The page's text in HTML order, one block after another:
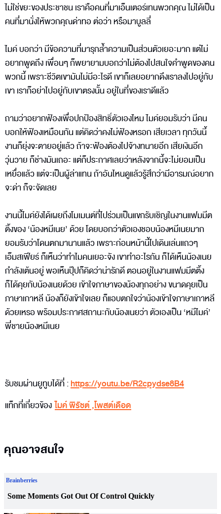
ไม่ใช่ขยะของประชาชน เราคือคนที่มาเอ็นเตอร์เทนพวกคุณ ไม่ได้เป็น
คนที่มานั่งให้พวกคุณด่าทอ ต่อว่า หรือมาบูลลี่
ไมค์ บอกว่า มีข้อความที่มารุกล้ำความเป็นส่วนตัวเยอะมาก แต่ไม่
อยากพูดถึง เพื่อนๆ ก็พยายามบอกว่าไม่ต้องไปสนใจคำพูดของคน
พวกนี้ เพราะชีวิตเขามันไม่มีอะไรดี เขาก็เลยอยากดึงเราลงไปอยู่กับ
เขา เราก็อย่าไปอยู่กับเขาตรงนั้น อยู่ในที่ของเราดีแล้ว
ถามว่าอยากฟ้องเพื่อปกป้องสิทธิ์ตัวเองไหม ไมค์ยอมรับว่า มีคน
บอกให้ฟ้องเหมือนกัน แต่คิดว่าคงไม่ฟ้องหรอก เสียเวลา ทุกวันนี้
งานก็ยุ่งจะตายอยู่แล้ว ถ้าจะฟ้องต้องไปจ้างทนายอีก เสียเงินอีก
วุ่นวาย ก็ช่างมันเถอะ แต่ก็ประกาศเลยว่าหลังจากนี้จะไม่ยอมเป็น
เหยื่อแล้ว แต่จะเป็นผู้ล่าแทน ถ้าอันไหนดูแล้วรู้สึกว่ามีอารมณ์อยาก
จะด่า ก็จะจัดเลย
งานนี้ไมค์ยังได้เผยถึงโมเมนต์ที่ไปร่วมเป็นแขกรับเชิญในงานแฟมมีต
ติ้งของ ‘น้องหมีเนย’ ด้วย โดยบอกว่าตัวเองชอบน้องหมีเนยมาก
ยอมรับว่าโดนตกมานานแล้ว เพราะก่อนหน้านี้ไปเดินเล่นแถวๆ
เอ็มสเฟียร์ ก็เห็นว่าทำไมคนเยอะจัง เขาทำอะไรกัน ก็ได้เห็นน้องเนย
กำลังเต้นอยู่ พอเห็นปุ๊ปก็คิดว่าน่ารักดี ตอนอยู่ในงานแฟมมีตติ้ง
ก็ได้คุยกับน้องเนยด้วย เข้าใจภาษาของน้องทุกอย่าง ขนาดคุยเป็น
ภาษาเกาหลี น้องก็ยังเข้าใจเลย ก็แอบตกใจว่าน้องเข้าใจภาษาเกาหลี
ด้วยเหรอ พร้อมประกาศสถานะกับน้องเนยว่า ตัวเองเป็น ‘หมีไมค์’
พี่ชายน้องหมีเนย
รับชมผ่านยูทูบได้ที่ :https://youtu.be/R2cpydse8B4
แท็กที่เกี่ยวข้องไมค์ พิรัชต์,โพสต์เดือด
คุณอาจสนใจ